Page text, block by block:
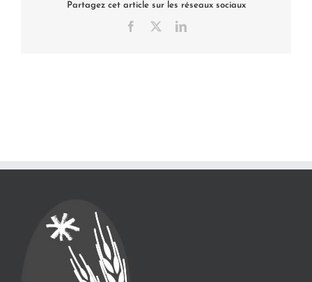
Partagez cet article sur les réseaux sociaux
Facebook LinkedIn